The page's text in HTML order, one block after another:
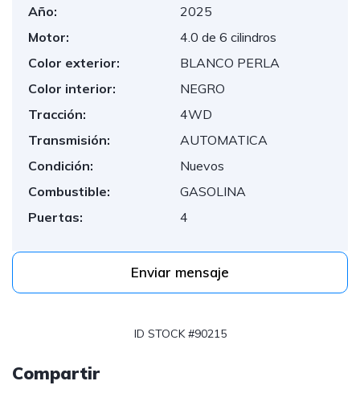
Año:
2025
Motor:
4.0 de 6 cilindros
Color exterior:
BLANCO PERLA
Color interior:
NEGRO
Tracción:
4WD
Transmisión:
AUTOMATICA
Condición:
Nuevos
Combustible:
GASOLINA
Puertas:
4
Enviar mensaje
ID STOCK #90215
Compartir